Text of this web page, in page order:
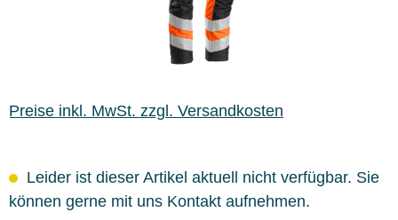
Preise inkl. MwSt. zzgl. Versandkosten
Leider ist dieser Artikel aktuell nicht verfügbar. Sie
können gerne mit uns Kontakt aufnehmen.